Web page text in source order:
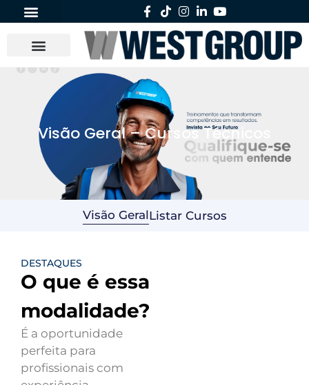
Visão Geral – Cursos Técnicos
Visão GeralListar Cursos
DESTAQUES
O que é essa
modalidade?
É a oportunidade
perfeita para
profissionais com